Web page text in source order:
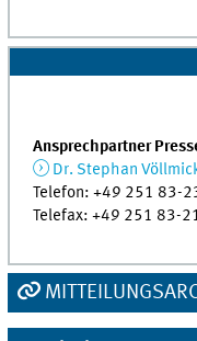
Ansprechpartner
Dr. Stephan
Telefon: +49 251 83-
Telefax: +49 251 83-